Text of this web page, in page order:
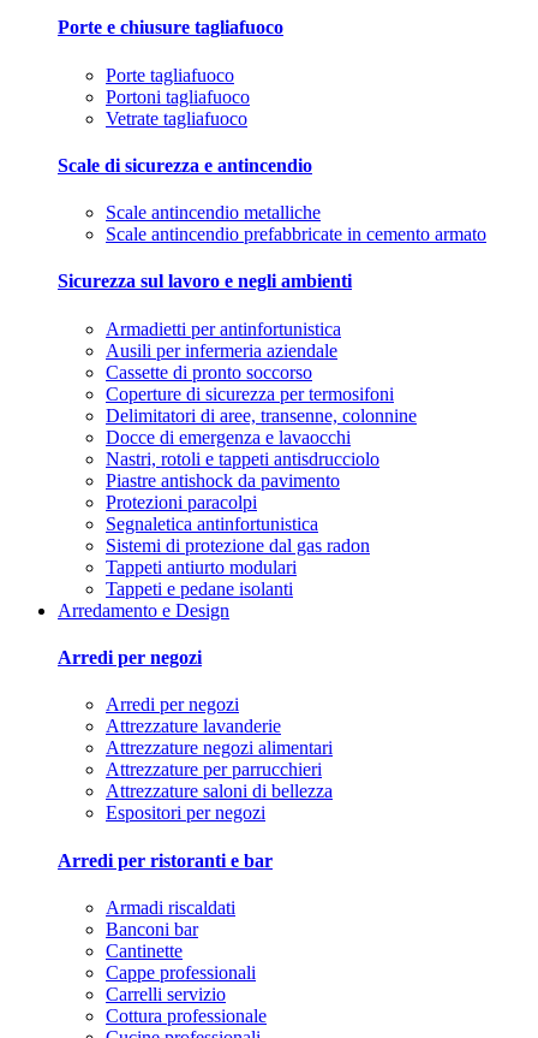
Porte e chiusure tagliafuoco
Porte tagliafuoco
Portoni tagliafuoco
Vetrate tagliafuoco
Scale di sicurezza e antincendio
Scale antincendio metalliche
Scale antincendio prefabbricate in cemento armato
Sicurezza sul lavoro e negli ambienti
Armadietti per antinfortunistica
Ausili per infermeria aziendale
Cassette di pronto soccorso
Coperture di sicurezza per termosifoni
Delimitatori di aree, transenne, colonnine
Docce di emergenza e lavaocchi
Nastri, rotoli e tappeti antisdrucciolo
Piastre antishock da pavimento
Protezioni paracolpi
Segnaletica antinfortunistica
Sistemi di protezione dal gas radon
Tappeti antiurto modulari
Tappeti e pedane isolanti
Arredamento e Design
Arredi per negozi
Arredi per negozi
Attrezzature lavanderie
Attrezzature negozi alimentari
Attrezzature per parrucchieri
Attrezzature saloni di bellezza
Espositori per negozi
Arredi per ristoranti e bar
Armadi riscaldati
Banconi bar
Cantinette
Cappe professionali
Carrelli servizio
Cottura professionale